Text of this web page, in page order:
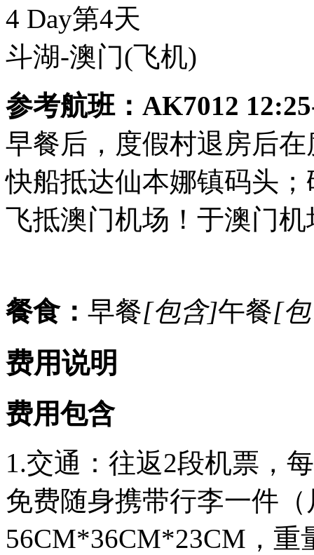
4 Day第4天
斗湖-澳门(飞机)
参考航班：AK7012
早餐后，度假村退房后
快船抵达仙本娜镇码头
飞抵澳门机场！于澳门
餐食： 早餐[包含]午餐[
费用说明
费用包含
1.交通：往返2段机票，
免费随身携带行李一件
56CM*36CM*23CM，重